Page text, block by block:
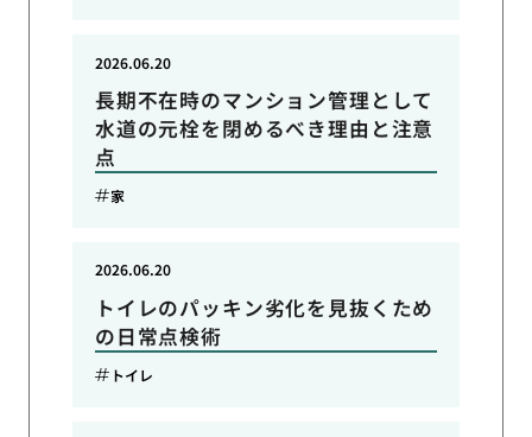
長期不在時のマンション管理として
水道の元栓を閉めるべき理由と注意
点
2026.06.20
家
トイレのパッキン劣化を見抜くため
の日常点検術
2026.06.20
トイレ